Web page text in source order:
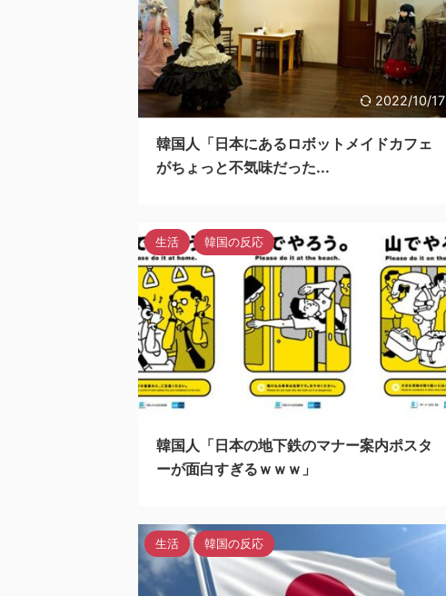
2022/10/17
韓国人「日本にあるロボットメイドカフェ
がちょっと不気味だった...
2022/10/16
生活 韓国の反応
韓国人「日本の地下鉄のマナー案内ポスタ
ーが面白すぎるｗｗｗ」
生活 韓国の反応